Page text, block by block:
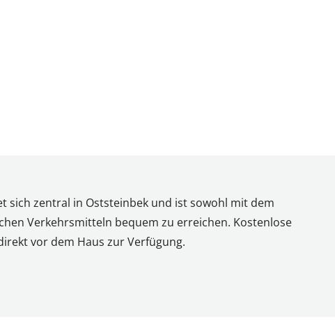
sich zentral in Oststeinbek und ist sowohl mit dem
Verkehrsmitteln bequem zu erreichen. Kostenlose
vor dem Haus zur Verfügung.